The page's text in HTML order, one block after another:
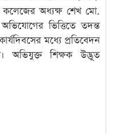
অধ্যক্ষ শেখ মো.
ভিত্তিতে তদন্ত
মধ্যে প্রতিবেদন
অভিযুক্ত শিক্ষক উদ্ভূত